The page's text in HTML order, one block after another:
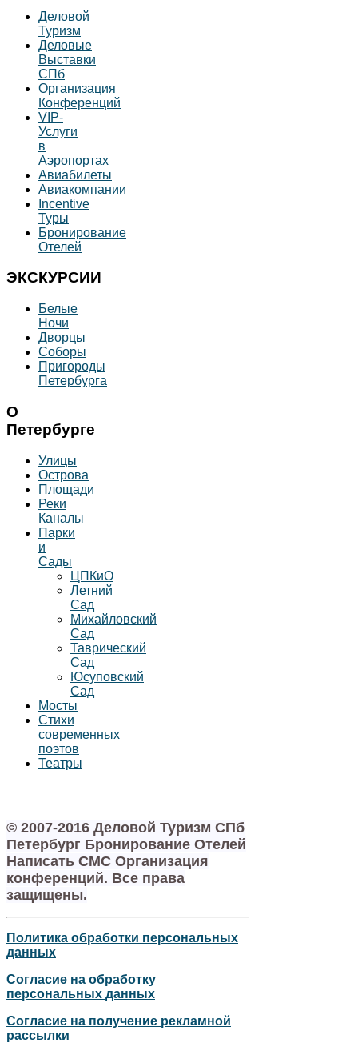
Деловой
Туризм
Деловые
Выставки
СПб
Организация
Конференций
VIP-
Услуги
в
Аэропортах
Авиабилеты
Авиакомпании
Incentive
Туры
Бронирование
Отелей
ЭКСКУРСИИ
Белые
Ночи
Дворцы
Соборы
Пригороды
Петербурга
О
Петербурге
Улицы
Острова
Площади
Реки
Каналы
Парки
и
Сады
ЦПКиО
Летний
Сад
Михайловский
Сад
Таврический
Сад
Юсуповский
Сад
Мосты
Стихи
современных
поэтов
Театры
© 2007-2016 Деловой Туризм СПб
Петербург Бронирование Отелей
Написать СМС Организация
конференций. Все права
защищены.
Политика обработки персональных
данных
Согласие на обработку
персональных данных
Согласие на получение рекламной
рассылки